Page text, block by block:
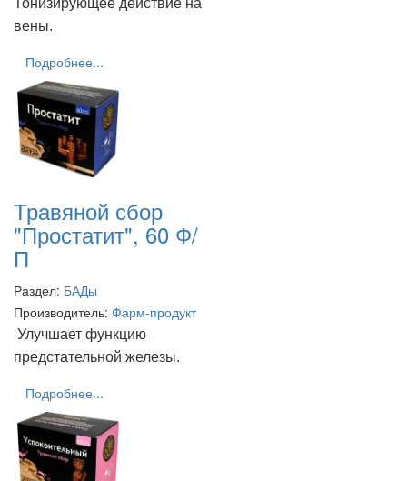
Тонизирующее действие на
вены.
Подробнее...
Травяной сбор
"Простатит", 60 Ф/
П
Раздел: БАДы
Производитель: Фарм-продукт
Улучшает функцию
предстательной железы.
Подробнее...